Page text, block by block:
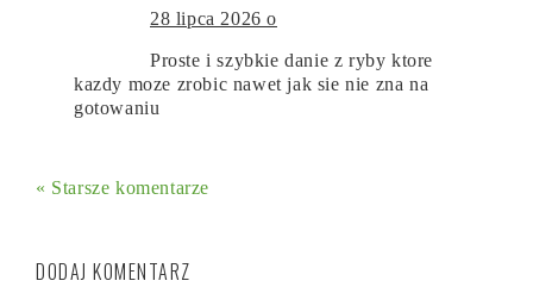
28 lipca 2026 o
Proste i szybkie danie z ryby ktore
kazdy moze zrobic nawet jak sie nie zna na
gotowaniu
« Starsze komentarze
DODAJ KOMENTARZ